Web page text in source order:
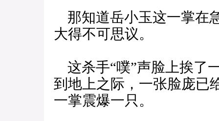
那知道岳小玉这一掌在
大得不可思议。
这杀手“噗”声脸上挨了
到地上之际，一张脸庞已
一掌震爆一只。